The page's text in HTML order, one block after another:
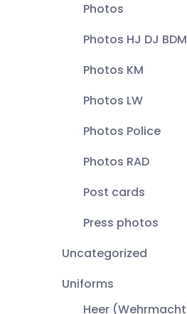
Photos
Photos HJ DJ BDM
Photos KM
Photos LW
Photos Police
Photos RAD
Post cards
Press photos
Uncategorized
Uniforms
Heer